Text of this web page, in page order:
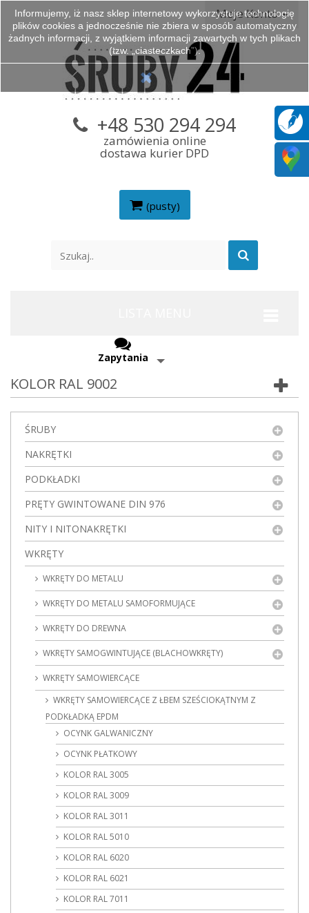
Moje Konto
(pusty)
+48 530 294 294
zamówienia online
dostawa kurier DPD
Zapytania
KOLOR RAL 9002
ŚRUBY
NAKRĘTKI
PODKŁADKI
PRĘTY GWINTOWANE DIN 976
NITY I NITONAKRĘTKI
WKRĘTY
WKRĘTY DO METALU
WKRĘTY DO METALU SAMOFORMUJĄCE
WKRĘTY DO DREWNA
WKRĘTY SAMOGWINTUJĄCE (BLACHOWKRĘTY)
WKRĘTY SAMOWIERCĄCE
WKRĘTY SAMOWIERCĄCE Z ŁBEM SZEŚCIOKĄTNYM Z
PODKŁADKĄ EPDM
OCYNK GALWANICZNY
OCYNK PŁATKOWY
KOLOR RAL 3005
KOLOR RAL 3009
KOLOR RAL 3011
KOLOR RAL 5010
KOLOR RAL 6020
KOLOR RAL 6021
KOLOR RAL 7011
Informujemy, iż nasz sklep internetowy wykorzystuje technologię
plików cookies a jednocześnie nie zbiera w sposób automatyczny
żadnych informacji, z wyjątkiem informacji zawartych w tych plikach
(tzw. „ciasteczkach”).